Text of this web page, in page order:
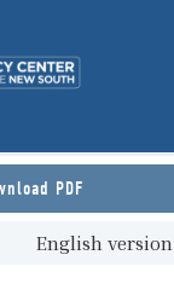
PDF
English version